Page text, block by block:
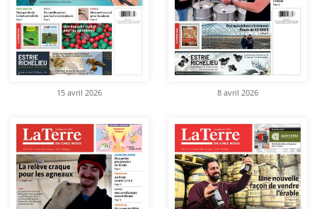
15 avril 2026 8 avril 2026